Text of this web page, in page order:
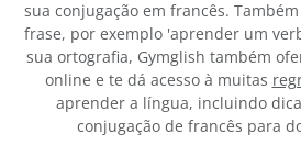
sua conjugação em francês.
frase, por exemplo 'aprender um
sua ortografia, Gymglish também
online e te dá acesso à muitas
aprender a língua, incluindo
conjugação de francês para